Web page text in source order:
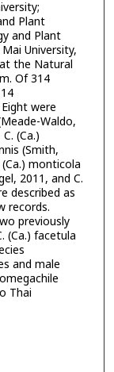
Plant
and Plant
University,
the Natural
Of 314
were
Waldo,
(Ca.)
(Smith,
(Ca.) monticola
2011, and C.
described as
records.
previously
(Ca.) facetula
and male
Thai